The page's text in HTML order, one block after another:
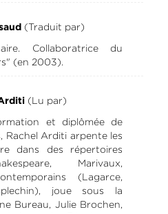
(Traduit par)
Collaboratrice du
(en 2003).
(Lu par)
et diplômée de
Rachel Arditi arpente les
dans des répertoires
Marivaux,
(Lagarce,
joue sous la
Bureau, Julie Brochen,